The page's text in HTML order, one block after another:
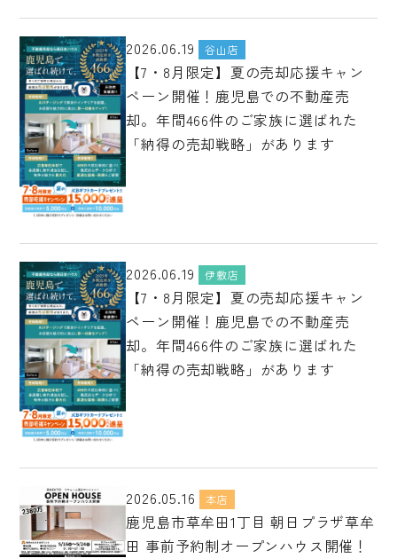
2026.06.19 谷山店
【7・8月限定】夏の売却応援キャン
ペーン開催！鹿児島での不動産売
却。年間466件のご家族に選ばれた
「納得の売却戦略」があります
2026.06.19 伊敷店
【7・8月限定】夏の売却応援キャン
ペーン開催！鹿児島での不動産売
却。年間466件のご家族に選ばれた
「納得の売却戦略」があります
2026.05.16 本店
鹿児島市草牟田1丁目 朝日プラザ草牟
田 事前予約制オープンハウス開催！